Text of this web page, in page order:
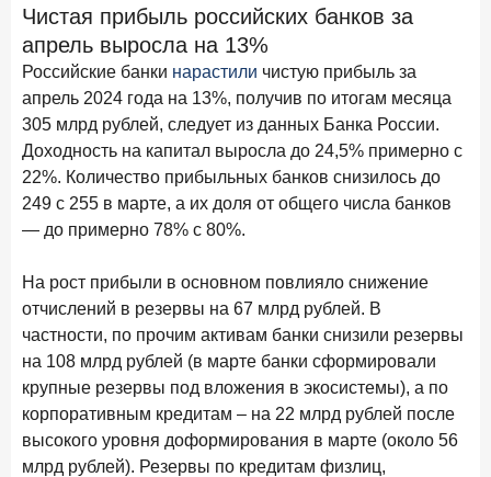
Клиенты чаще всего узнают о сберегательных
продуктах из рекламы в интернете и на ТВ
9 июля 2026 года
С ростом благосостояния клиентов-сберегателей
увеличивается и склонность к диверсификации
7 июля 2026 года
По итогам июня 2026 года объем выдач кредитов
составил 1 166,4 млрд руб.
«Скорость измеряется секундами». Новые стандарты
банковского контакт-центра
25 июня 2026 года ИССЛЕДОВАНИЕ
Ипотека в России: итоги мая 2026 года в цифрах
22 июня 2026 года
«Честность — индустриальный стандарт»: как банки
завоевывают лояльность private-клиентов
Чистая прибыль российских банков за
апрель выросла на 13%
Российские банки нарастили чистую прибыль за
апрель 2024 года на 13%, получив по итогам месяца
305 млрд рублей, следует из данных Банка России.
Доходность на капитал выросла до 24,5% примерно с
22%. Количество прибыльных банков снизилось до
249 с 255 в марте, а их доля от общего числа банков
— до примерно 78% с 80%.
На рост прибыли в основном повлияло снижение
отчислений в резервы на 67 млрд рублей. В
частности, по прочим активам банки снизили резервы
на 108 млрд рублей (в марте банки сформировали
крупные резервы под вложения в экосистемы), а по
корпоративным кредитам – на 22 млрд рублей после
высокого уровня доформирования в марте (около 56
млрд рублей). Резервы по кредитам физлиц,